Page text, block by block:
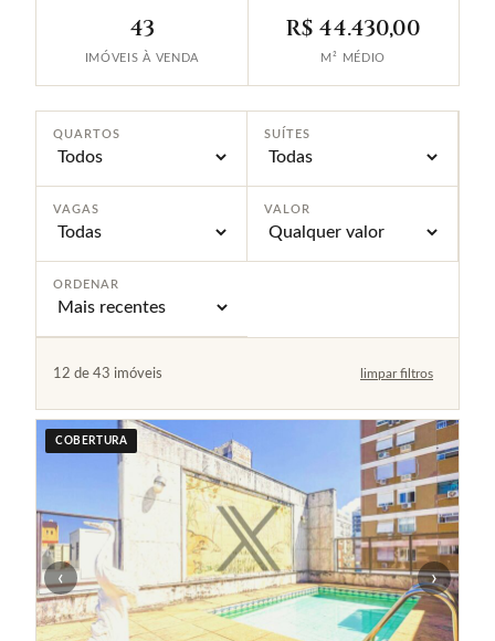
43
IMÓVEIS À VENDA
R$ 44.430,00
M² MÉDIO
QUARTOS SUÍTES
VAGAS VALOR
ORDENAR
12 de 43 imóveis limpar filtros
COBERTURA
‹ ›